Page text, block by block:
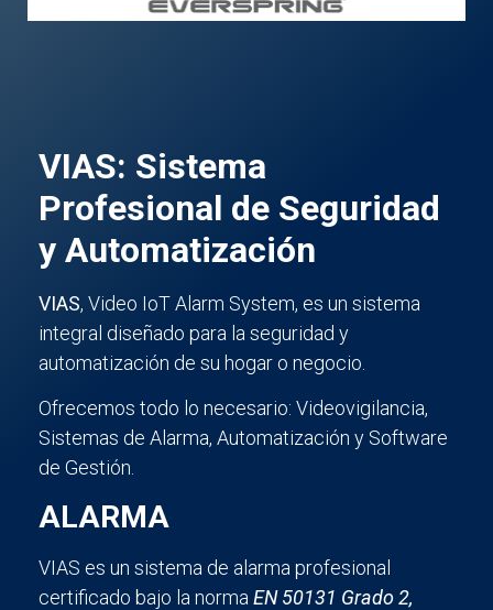
VIAS: Sistema
Profesional de Seguridad
y Automatización
VIAS, Video IoT Alarm System, es un sistema
integral diseñado para la seguridad y
automatización de su hogar o negocio.
Ofrecemos todo lo necesario: Videovigilancia,
Sistemas de Alarma, Automatización y Software
de Gestión.
ALARMA
VIAS es un sistema de alarma profesional
certificado bajo la norma EN 50131 Grado 2,